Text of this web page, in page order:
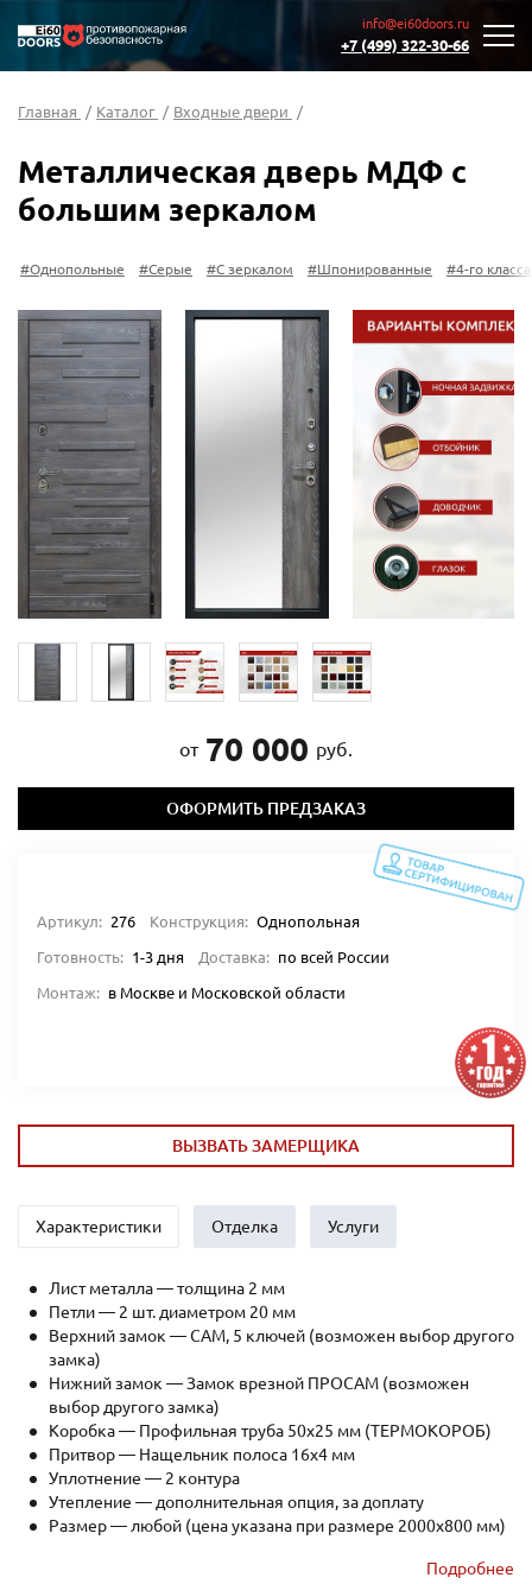
info@ei60doors.ru
+7 (499) 322-30-66
Главная / Каталог / Входные двери /
Металлическая дверь МДФ с
большим зеркалом
#Однопольные #Серые #С зеркалом #Шпонированные #4-го
от 70 000 руб.
ОФОРМИТЬ ПРЕДЗАКАЗ
Артикул: 276 Конструкция: Однопольная
Готовность: 1-3 дня Доставка: по всей России
Монтаж: в Москве и Московской области
ВЫЗВАТЬ ЗАМЕРЩИКА
Характеристики Отделка Услуги
Лист металла — толщина 2 мм
Петли — 2 шт. диаметром 20 мм
Верхний замок — САМ, 5 ключей (возможен выбор другого
замка)
Нижний замок — Замок врезной ПРОСАМ (возможен
выбор другого замка)
Коробка — Профильная труба 50х25 мм (ТЕРМОКОРОБ)
Притвор — Нащельник полоса 16х4 мм
Уплотнение — 2 контура
Утепление — дополнительная опция, за доплату
Размер — любой (цена указана при размере 2000x800 мм)
Подробнее